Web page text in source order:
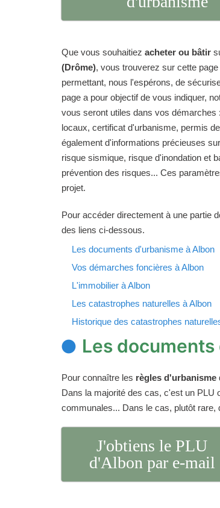
Que vous souhaitiez acheter ou bâtir
(Drôme), vous trouverez sur cette
permettant, nous l'espérons, de
page a pour objectif de vous indiquer,
vous seront utiles dans vos
locaux, certificat d'urbanisme, permis
également d'informations précieuses
risque sismique, risque d'inondation et
prévention des risques... Ces
projet.
Pour accéder directement à une partie
des liens ci-dessous.
Les documents d'urbanisme à Albon
Vos démarches foncières à Albon
L'immobilier à Albon
Les catastrophes naturelles à Albon
Historique des catastrophes
Les
Pour connaître les règles d'urbanisme
Dans la majorité des cas, c'est un PLU
communales... Dans le cas, plutôt
J'obtiens le PLU
d'Albon par e-mail